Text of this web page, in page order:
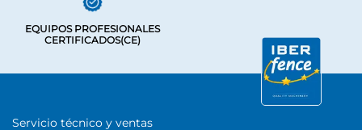
EQUIPOS PROFESIONALES
CERTIFICADOS(CE)
Servicio técnico y ventas